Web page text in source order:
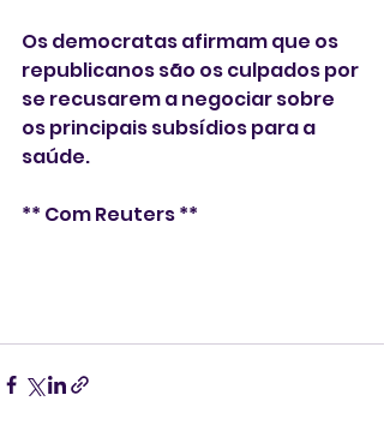
Os democratas afirmam que os
republicanos são os culpados por
se recusarem a negociar sobre
os principais subsídios para a
saúde.
** Com Reuters **